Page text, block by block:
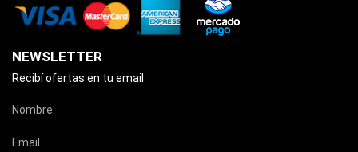
NEWSLETTER
Recibí ofertas en tu email